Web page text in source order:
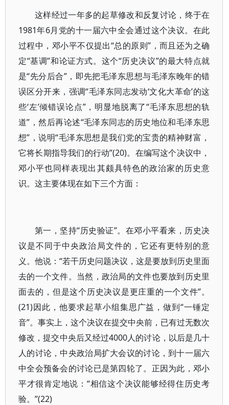
这样经过一年多的起草修改和反复讨论，终于在
1981年6月党的十一届六中全会通过这个决议。在此
过程中，邓小平不仅提出“总的原则”，而且还为之确
定“基调”和论证方式。这个“历史决议”的最大特点就
是“先分后合”，即先把毛泽东思想与毛泽东晚年的错
误区分开来，强调“毛泽东同志发动‘文化大革命’的这
些‘左’倾错误论点”，明显地脱离了“毛泽东思想的轨
道”，然后再论述“毛泽东同志的历史地位和毛泽东思
想”，说明“毛泽东思想是我们党的宝贵的精神财富，
它将长期指导我们的行动”(20)。在编写这个决议中，
邓小平也同样表现出其颇具特色的政治家的历史意
识。这主要体现在如下三个方面：
第一，坚持“历史验证”。在邓小平看来，历史决
议是不同于中央政治局文件的，它还有更特别的意
义。他说：“若干历史问题决议，这是要放到历史里面
去的一个文件。当然，政治局的文件也要放到历史里
面去的，但是这个历史决议是更庄重的一个文件”。
(21)因此，他要求起草小组集思广益，做到“一锤定
音”。事实上，这个决议在提交中央前，已有过无数次
修改，提交中央后又经过4000人的讨论，以后是几十
人的讨论，中央政治局扩大会议的讨论，到十一届六
中全会预备会的讨论已是第四轮了。正因为此，邓小
平才很肯定地说：“相信这个决议能够经得住历史考
验。”(22)